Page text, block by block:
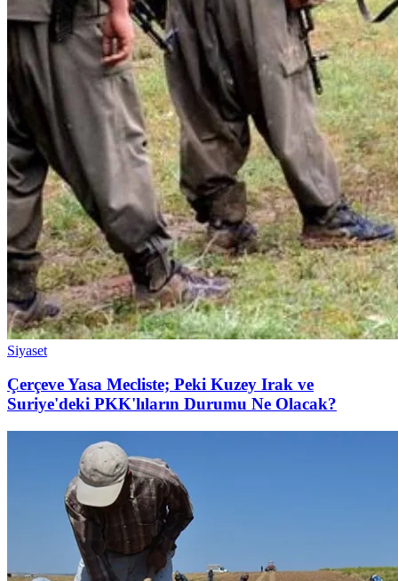
Siyaset
Çerçeve Yasa Mecliste; Peki Kuzey Irak ve
Suriye'deki PKK'lıların Durumu Ne Olacak?